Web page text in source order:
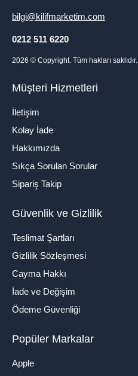
bilgi@kilifmarketim.com
0212 511 6220
2026 © Copyright. Tüm hakları saklıdır.
Müşteri Hizmetleri
İletişim
Kolay İade
Hakkımızda
Sıkça Sorulan Sorular
Sipariş Takip
Güvenlik ve Gizlilik
Teslimat Şartları
Gizlilik Sözleşmesi
Cayma Hakkı
İade ve Değişim
Ödeme Güvenliği
Popüler Markalar
Apple